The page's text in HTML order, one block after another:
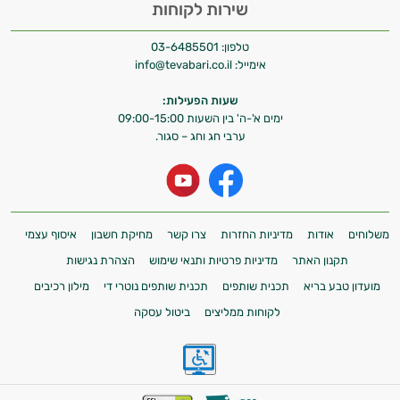
אצות
ג'ינסנג קוריאני
שירות לקוחות
טלפון: 03-6485501
אימייל: info@tevabari.co.il
שעות הפעילות:
ימים א'-ה' בין השעות 09:00-15:00
ערבי חג וחג – סגור.
משלוחים אודות מדיניות החזרות צרו קשר מחיקת חשבון
איסוף עצמי
תקנון האתר
מדיניות פרטיות ותנאי שימוש
הצהרת נגישות
מועדון טבע בריא
תכנית שותפים תכנית שותפים נוטרי די
מילון רכיבים
לקוחות ממליצים
ביטול עסקה
אישיות מבוססות מדעית.
זה הזמן להתחיל. איך אוכל לעזור?